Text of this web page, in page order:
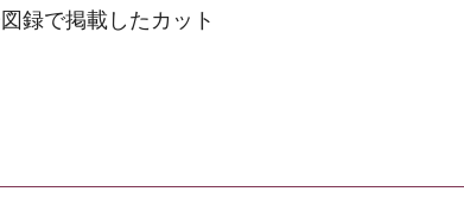
録で掲載したカット